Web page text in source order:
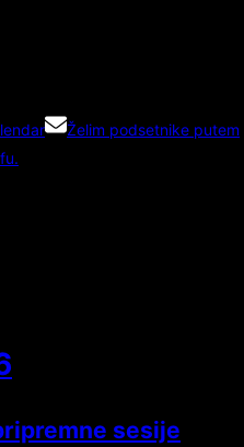
Želim podsetnike putem
sesije